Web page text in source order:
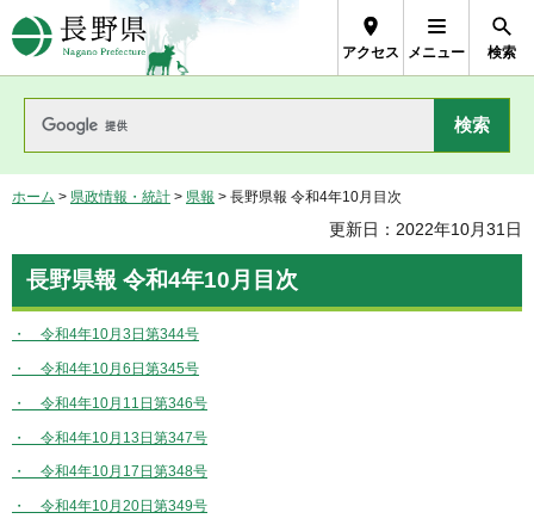
長野県Nagano Prefecture
アクセス メニュー 検索
ホーム > 県政情報・統計 > 県報 > 長野県報 令和4年10月目次
更新日：2022年10月31日
長野県報 令和4年10月目次
・ 令和4年10月3日第344号
・ 令和4年10月6日第345号
・ 令和4年10月11日第346号
・ 令和4年10月13日第347号
・ 令和4年10月17日第348号
・ 令和4年10月20日第349号